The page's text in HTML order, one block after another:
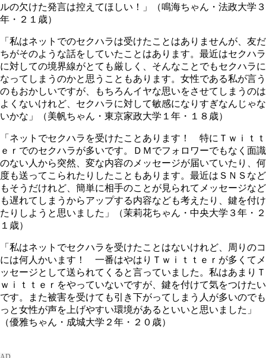
ルの欠けた発言は控えてほしい！」（鳴海ちゃん・法政大学３
年・２１歳）
「私はネットでのセクハラは受けたことはありませんが、友だ
ちがそのような話をしていたことはあります。最近はセクハラ
に対しての境界線がとても厳しく、そんなことでもセクハラに
なってしまうのかと思うこともあります。女性である私が言う
のもおかしいですが、もちろんイヤな思いをさせてしまうのは
よくないけれど、セクハラに対して敏感になりすぎなんじゃな
いかな」（美帆ちゃん・東京家政大学１年・１８歳）
「ネットでセクハラを受けたことあります！ 特にＴｗｉｔｔ
ｅｒでのセクハラが多いです。ＤＭでフォロワーでもなく面識
のない人から突然、変な内容のメッセージが届いていたり、何
度も送ってこられたりしたこともあります。最近はＳＮＳなど
もそうだけれど、簡単に相手のことが見られてメッセージなど
も遅れてしまうからアップする内容なども考えたり、鍵を付け
たりしようと思いました」（茉莉花ちゃん・中央大学３年・２
１歳）
「私はネットでセクハラを受けたことはないけれど、周りのコ
には何人かいます！ 一番はやはりＴｗｉｔｔｅｒが多くてメ
ッセージとして送られてくると言っていました。私はあまりＴ
ｗｉｔｔｅｒをやっていないですが、鍵を付けて気をつけたい
です。また被害を受けても引き下がってしまう人が多いのでも
っと女性が声を上げやすい環境があるといいと思いました」
（優雅ちゃん・成城大学２年・２０歳）